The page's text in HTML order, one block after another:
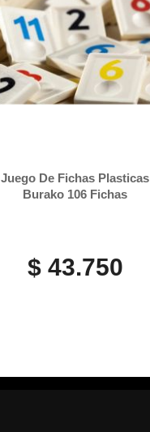
Juego De Fichas Plasticas
Burako 106 Fichas
$ 43.750